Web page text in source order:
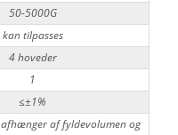
50-5000G
kan tilpasses
4 hoveder
1
≤±1%
afhænger af fyldevolumen og